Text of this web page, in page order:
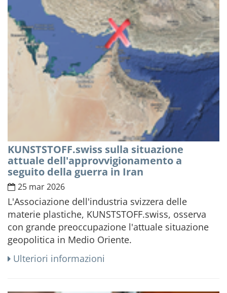
KUNSTSTOFF.swiss sulla situazione
attuale dell'approvvigionamento a
seguito della guerra in Iran
25 mar 2026
L'Associazione dell'industria svizzera delle
materie plastiche, KUNSTSTOFF.swiss, osserva
con grande preoccupazione l'attuale situazione
geopolitica in Medio Oriente.
Ulteriori informazioni